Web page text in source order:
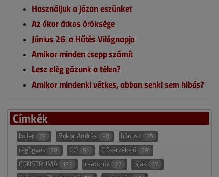
Használjuk a józan eszünket
Az ókor átkos öröksége
Június 26, a Hűtés Világnapja
Amikor minden csepp számít
Lesz elég gázunk a télen?
Amikor mindenki vétkes, abban senki sem hibás?
Címkék
bojler 28 Bokor András 90 bónusz 25
cégügyek 58 CO 51 CO-érzékelő 59
CONSTRUMA 122 csatorna 22 díjak 27